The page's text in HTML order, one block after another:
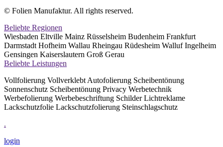
© Folien Manufaktur. All rights reserved.
Beliebte Regionen
Wiesbaden Eltville Mainz Rüsselsheim Budenheim Frankfurt
Darmstadt Hofheim Wallau Rheingau Rüdesheim Walluf Ingelheim
Gensingen Kaiserslautern Groß Gerau
Beliebte Leistungen
Vollfolierung Vollverklebt Autofolierung Scheibentönung
Sonnenschutz Scheibentönung Privacy Werbetechnik
Werbefolierung Werbebeschriftung Schilder Lichtreklame
Lackschutzfolie Lackschutzfolierung Steinschlagschutz
.
login